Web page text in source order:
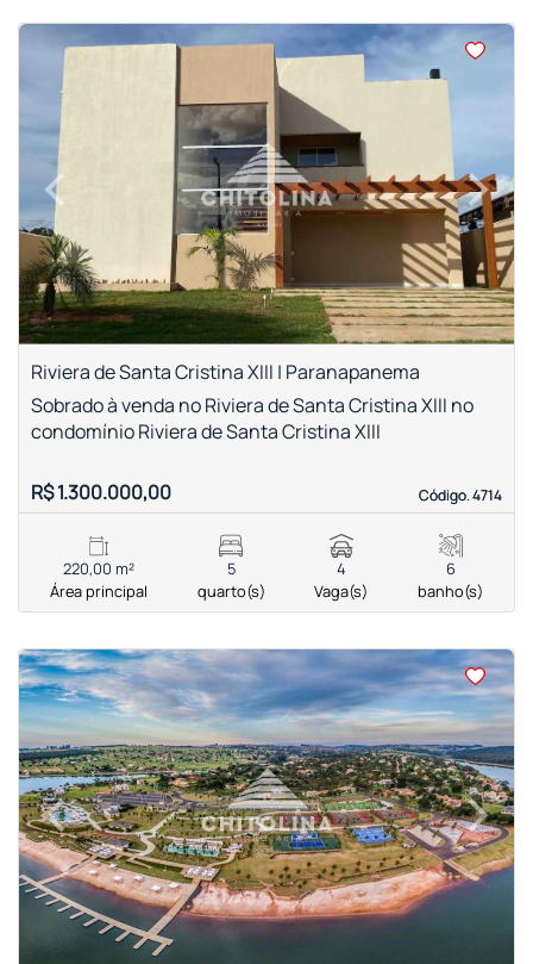
< <<
‹Previous ›
Next
Riviera de Santa Cristina XIII | Paranapanema
Código. 4714
Código. 4714
Sobrado à venda no Riviera de Santa Cristina XIII no
condomínio Riviera de Santa Cristina XIII
R$ 1.300.000,00
220,00 m²
Área principal
5
quarto(s)
4
Vaga(s)
6
banho(s)
<<<<
‹Previous ›
Next